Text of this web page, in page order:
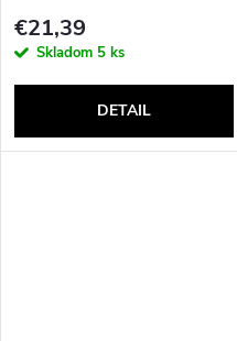
€21,39
Skladom 5 ks
DETAIL